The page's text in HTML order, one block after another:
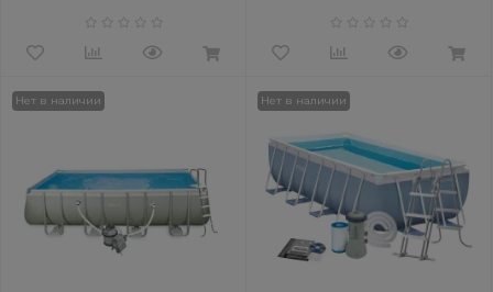
Нет в наличии Нет в наличии